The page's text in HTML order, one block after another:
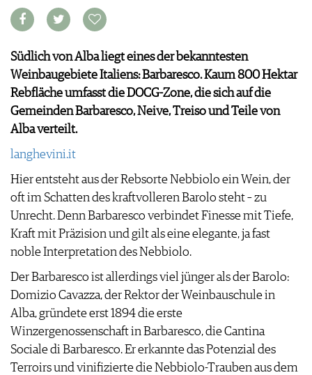
VORTEILSWELT
VIDEOS
BILDSTRECKEN
BÜCHER
NEWS
WEINWIRTSCHAFT
WEINSZENE
PORTRAITS
VINOPHILES
AWARDS
GEWINNSPIELE
VORTEILSWELT
TRINKREIFETABELLE
ABO
WEINSUCHE
WERBUNG
Südlich von Alba liegt eines der bekanntesten
Weinbaugebiete Italiens: Barbaresco. Kaum 800 Hektar
Rebfläche umfasst die DOCG-Zone, die sich auf die
Gemeinden Barbaresco, Neive, Treiso und Teile von
Alba verteilt.
langhevini.it
Hier entsteht aus der Rebsorte Nebbiolo ein Wein, der
oft im Schatten des kraftvolleren Barolo steht – zu
Unrecht. Denn Barbaresco verbindet Finesse mit Tiefe,
Kraft mit Präzision und gilt als eine elegante, ja fast
noble Interpretation des Nebbiolo.
Der Barbaresco ist allerdings viel jünger als der Barolo:
Domizio Cavazza, der Rektor der Weinbauschule in
Alba, gründete erst 1894 die erste
Winzergenossenschaft in Barbaresco, die Cantina
Sociale di Barbaresco. Er erkannte das Potenzial des
Terroirs und vinifizierte die Nebbiolo-Trauben aus dem